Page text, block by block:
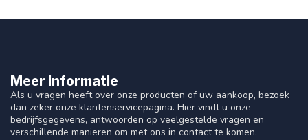
Meer informatie
Als u vragen heeft over onze producten of uw aankoop, bezoek
dan zeker onze klantenservicepagina. Hier vindt u onze
bedrijfsgegevens, antwoorden op veelgestelde vragen en
verschillende manieren om met ons in contact te komen.